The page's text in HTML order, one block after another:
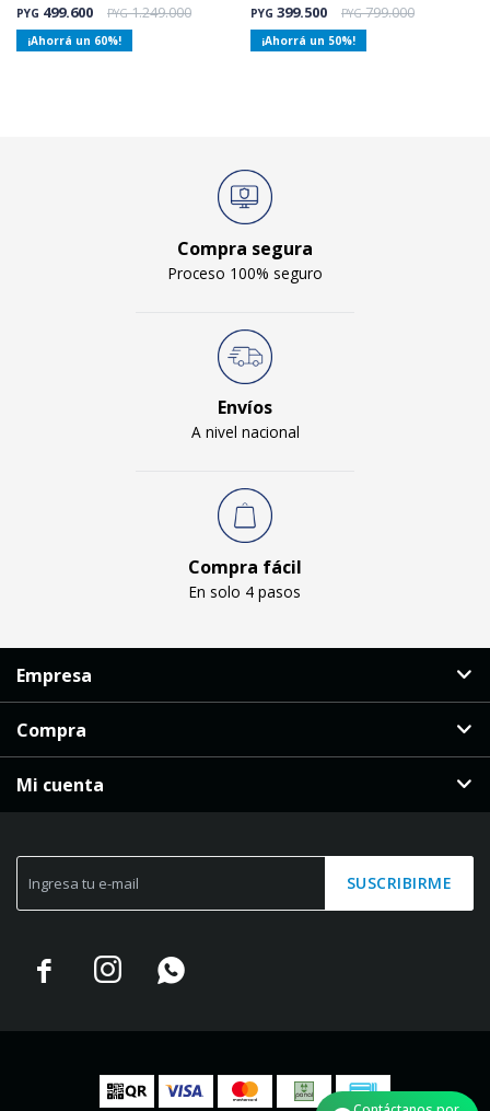
PYG 499.600 PYG 1.249.000
60
PYG 399.500 PYG 799.000
50
Compra segura
Proceso 100% seguro
Envíos
A nivel nacional
Compra fácil
En solo 4 pasos
SUSCRIBIRME
  
Empresa
Compra
Mi cuenta